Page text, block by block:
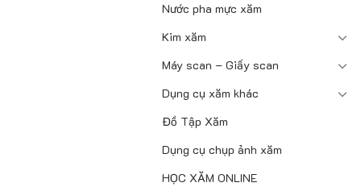
Nước pha mực xăm
Kim xăm
Máy scan – Giấy scan
Dụng cụ xăm khác
Đồ Tập Xăm
Dụng cụ chụp ảnh xăm
HỌC XĂM ONLINE